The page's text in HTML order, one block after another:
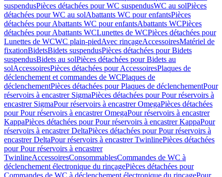
suspendusPièces détachées pour WC suspendusWC au solPièces
détachées pour WC au solAbattants WC pour enfantsPièces
détachées pour Abattants WC pour enfantsAbattants WCPièces
détachées pour Abattants WCLunettes de WCPièces détachées pour
Lunettes de WCWC plain-piedAvec rinçageAccessoiresMatériel de
fixationBidetsBidets suspendusPièces détachées pour Bidets
suspendusBidets au solPièces détachées pour Bidets au
solAccessoiresPièces détachées pour AccessoiresPlaques de
déclenchement et commandes de WCPlaques de
déclenchementPièces détachées pour Plaques de déclenchementPour
réservoirs à encastrer SigmaPièces détachées pour Pour réservoirs à
encastrer SigmaPour réservoirs à encastrer OmegaPièces détachées
pour Pour réservoirs à encastrer OmegaPour réservoirs à encastrer
KappaPièces détachées pour Pour réservoirs à encastrer KappaPour
réservoirs à encastrer DeltaPièces détachées pour Pour réservoirs à
encastrer DeltaPour réservoirs à encastrer TwinlinePièces détachées
pour Pour réservoirs à encastrer
TwinlineAccessoiresConsommablesCommandes de WC à
déclenchement électronique du rinçagePièces détachées pour
Commandes de WC à déclenchement électronique du rinçagePour